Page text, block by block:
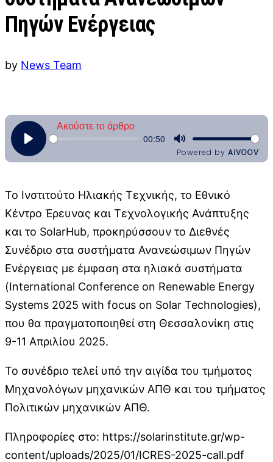
Πηγών Ενέργειας
by News Team
Το Ινστιτούτο Ηλιακής Τεχνικής, το Εθνικό
Κέντρο Έρευνας και Τεχνολογικής Ανάπτυξης
και το SolarHub, προκηρύσσουν το Διεθνές
Συνέδριο στα συστήματα Ανανεώσιμων Πηγών
Ενέργειας με έμφαση στα ηλιακά συστήματα
(International Conference on Renewable Energy
Systems 2025 with focus on Solar Technologies),
που θα πραγματοποιηθεί στη Θεσσαλονίκη στις
9-11 Απριλίου 2025.
Το συνέδριο τελεί υπό την αιγίδα του τμήματος
Μηχανολόγων μηχανικών ΑΠΘ και του τμήματος
Πολιτικών μηχανικών ΑΠΘ.
Πληροφορίες στο: https://solarinstitute.gr/wp-
content/uploads/2025/01/ICRES-2025-call.pdf